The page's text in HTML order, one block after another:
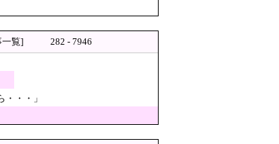
いて他人事発言と突っ込み殺
一覧]
282 - 7946
・・」